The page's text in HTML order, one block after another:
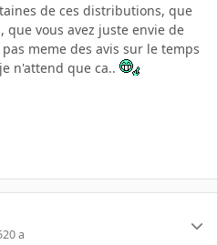
de ces distributions, que
que vous avez juste envie de
meme des avis sur le temps
n'attend que ca..
20 a